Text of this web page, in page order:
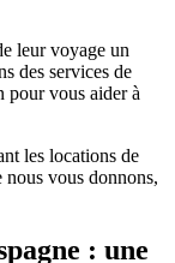
leur voyage un
des services de
pour vous aider à
les locations de
nous vous donnons,
: une